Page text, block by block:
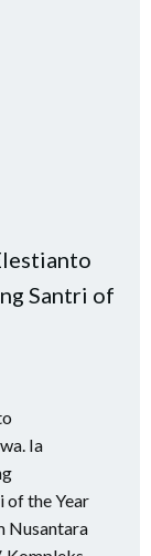
Santri of
Ia
of the Year
Nusantara